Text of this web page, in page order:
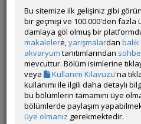
Grubun Diğer Türleri
Liste
Blyxa
Habitatı ve
Anavatanı:
Bu sitemize ilk gelişiniz gibi
bir geçmişi ve 100.000'den fazla
damlaya göl olmuş bir
makalelere,yarışmalardan balık
akvaryum tanıtımlarından
mevcuttur. Bölüm isimlerine
veya
Kullanım Kılavuzu'na
kullanımı ile ilgili daha detaylı
bu bölümlerin tamamını üye
bölümlerde paylaşım
üye olmanız gerekmektedir.